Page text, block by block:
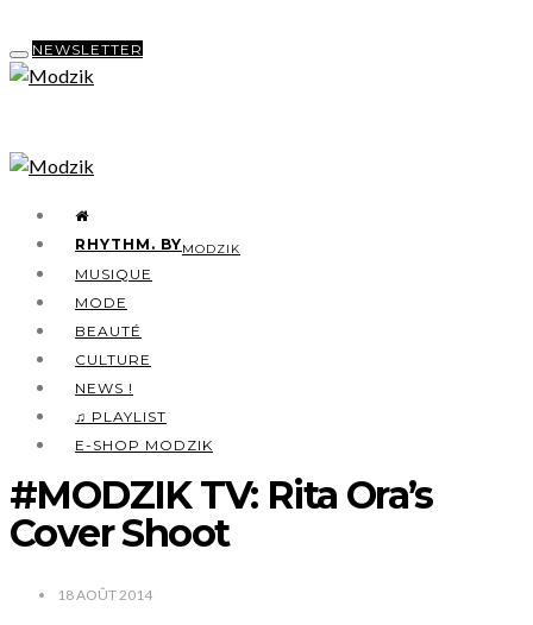
NEWSLETTER
RHYTHM. BYMODZIK
MUSIQUE
MODE
BEAUTÉ
CULTURE
NEWS !
♫ PLAYLIST
E-SHOP MODZIK
#MODZIK TV: Rita Ora’s
Cover Shoot
18 AOÛT 2014